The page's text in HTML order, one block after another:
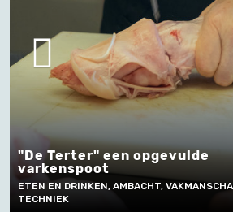
"De Terter" een opgevulde
varkenspoot
ETEN EN DRINKEN, AMBACHT,
TECHNIEK